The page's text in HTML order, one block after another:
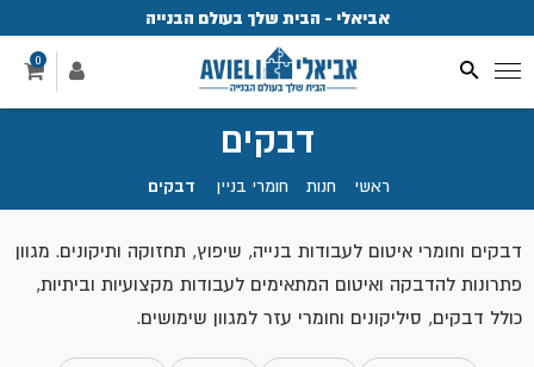
אביאלי - הבית שלך בעולם הבנייה
0
דבקים
ראשי חנות חומרי בניין דבקים
דבקים וחומרי איטום לעבודות בנייה, שיפוץ, תחזוקה ותיקונים. מגוון
פתרונות להדבקה ואיטום המתאימים לעבודות מקצועיות וביתיות,
כולל דבקים, סיליקונים וחומרי עזר למגוון שימושים.